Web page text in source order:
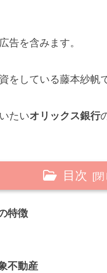
告を含みます。
をしている藤本紗帆
たいオリックス銀行
目次
特徴
不動産